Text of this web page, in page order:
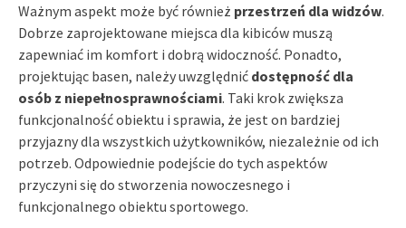
Ważnym aspekt może być również przestrzeń dla widzów.
Dobrze zaprojektowane miejsca dla kibiców muszą
zapewniać im komfort i dobrą widoczność. Ponadto,
projektując basen, należy uwzględnić dostępność dla
osób z niepełnosprawnościami. Taki krok zwiększa
funkcjonalność obiektu i sprawia, że jest on bardziej
przyjazny dla wszystkich użytkowników, niezależnie od ich
potrzeb. Odpowiednie podejście do tych aspektów
przyczyni się do stworzenia nowoczesnego i
funkcjonalnego obiektu sportowego.